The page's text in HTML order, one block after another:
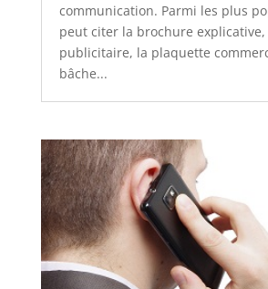
communication. Parmi les plus
peut citer la brochure explicative,
publicitaire, la plaquette
bâche...